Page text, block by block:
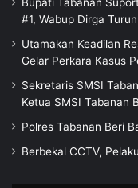
#1, Wabup Dirga
Utamakan Keadilan
Gelar Perkara Kasus
Sekretaris SMSI
Ketua SMSI Tabanan
Polres Tabanan Beri
Berbekal CCTV,